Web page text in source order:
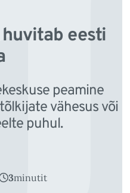
eesti
peamine
vähesus või
puhul.
3minutit